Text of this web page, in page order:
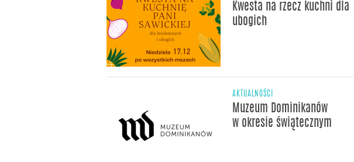
Kwesta na rzecz kuchni dla
ubogich
AKTUALNOŚCI
Muzeum Dominikanów
w okresie świątecznym